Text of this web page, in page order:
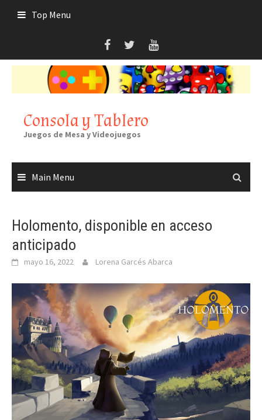
Top Menu
Consola y Tablero
Juegos de Mesa y Videojuegos
Main Menu
Holomento, disponible en acceso
anticipado
mayo 16, 2022 Lorena Garcés Abarca